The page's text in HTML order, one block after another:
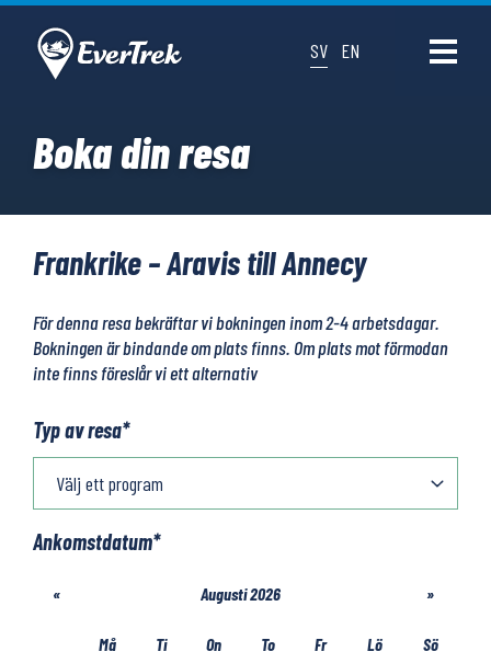
SV EN
Boka din resa
Frankrike – Aravis till Annecy
För denna resa bekräftar vi bokningen inom 2-4 arbetsdagar.
Bokningen är bindande om plats finns. Om plats mot förmodan
inte finns föreslår vi ett alternativ
Typ av resa*
Ankomstdatum*
« Augusti 2026 »
Må Ti On To Fr Lö Sö